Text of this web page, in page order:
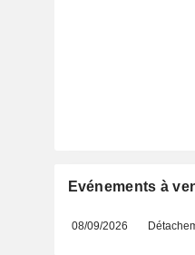
Evénements à
08/09/2026